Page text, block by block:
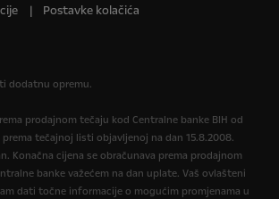
Postavke kolačića
dodatnu opremu.
prodajnom tečaju kod Centralne banke BIH od
prema tečajnoj listi objavljenoj na dan 15.8.2008.
Konačna cijena se obračunava prema prodajnom
banke važećem na dan uplate. Vaš ovlašteni
dati točne informacije o mogućim promjenama u